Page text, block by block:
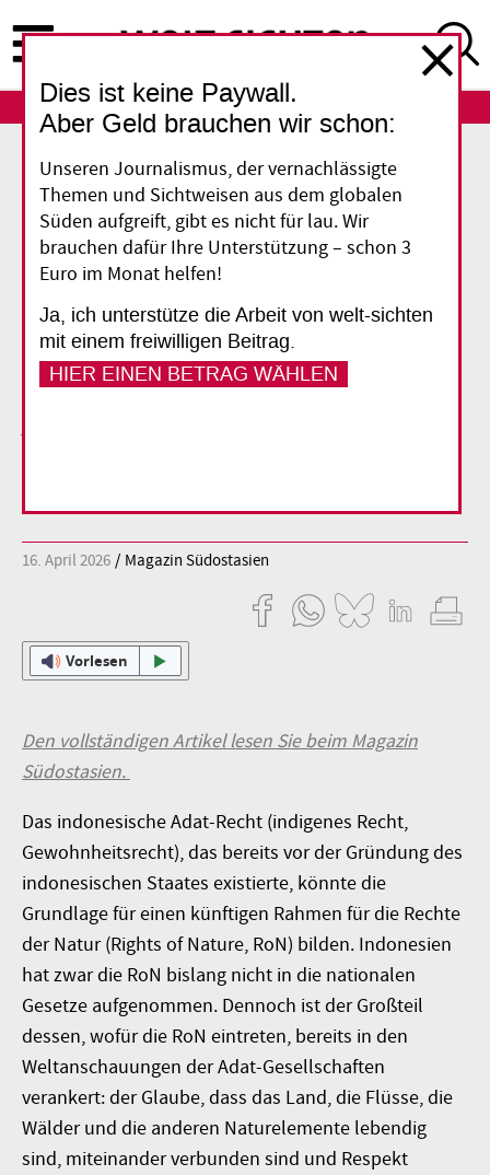
zum
Inhalt
ABO
Indonesien
Auf dem Weg zu den
Rechten der Natur
Das indigene Adat-Recht Indonesiens bietet
vielfältige Grundlagen für einen stärkeren
16. April 2026 Magazin Südostasien
Vorlesen
Den vollständigen Artikel lesen Sie beim Magazin
Südostasien.
Das indonesische Adat-Recht (indigenes Recht,
Gewohnheitsrecht), das bereits vor der Gründung des
indonesischen Staates existierte, könnte die
Grundlage für einen künftigen Rahmen für die Rechte
der Natur (Rights of Nature, RoN) bilden. Indonesien
hat zwar die RoN bislang nicht in die nationalen
Gesetze aufgenommen. Dennoch ist der Großteil
dessen, wofür die RoN eintreten, bereits in den
Weltanschauungen der Adat-Gesellschaften
verankert: der Glaube, dass das Land, die Flüsse, die
Wälder und die anderen Naturelemente lebendig
sind, miteinander verbunden sind und Respekt
Dies ist keine Paywall.
Aber Geld brauchen wir schon:
Unseren Journalismus, der vernachlässigte
Themen und Sichtweisen aus dem globalen
Süden aufgreift, gibt es nicht für lau. Wir
brauchen dafür Ihre Unterstützung – schon 3
Euro im Monat helfen!
Ja, ich unterstütze die Arbeit von welt-sichten
mit einem freiwilligen Beitrag.
HIER EINEN BETRAG WÄHLEN